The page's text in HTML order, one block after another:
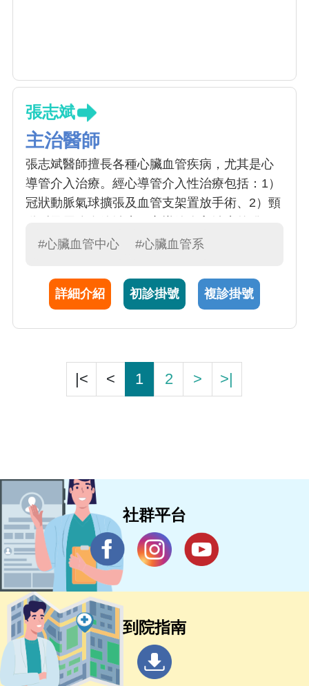
張志斌
主治醫師
張志斌醫師擅長各種心臟血管疾病，尤其是心
導管介入治療。經心導管介入性治療包括：1）
冠狀動脈氣球擴張及血管支架置放手術、2）頸
展，帶動了心臟血管醫學的進步，更創造許多
苦，更有效地延長了患者的壽命
#心臟血管中心 #心臟血管系
詳細介紹 初診掛號 複診掛號
|< < 1 2 > >|
社群平台
到院指南